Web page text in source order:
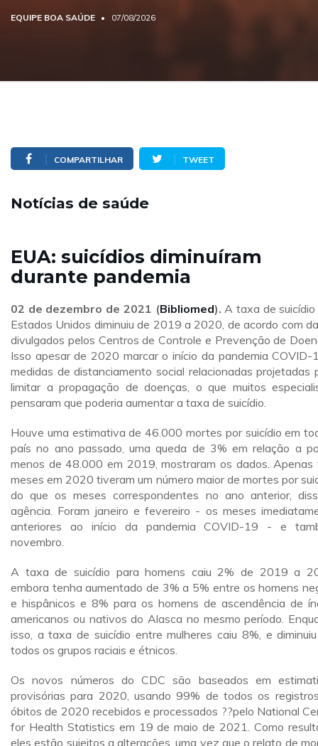
EQUIPE BOA SAÚDE 07/08/2026
COMPARTILHAR TWEET
Notícias de saúde
EUA: suicídios diminuíram
durante pandemia
02 de dezembro de 2021 (Bibliomed). A taxa de suicídio
Estados Unidos diminuiu de 2019 a 2020, de acordo com
divulgados pelos Centros de Controle e Prevenção de
Isso apesar de 2020 marcar o início da pandemia COVID-
medidas de distanciamento social relacionadas projetadas
limitar a propagação de doenças, o que muitos
pensaram que poderia aumentar a taxa de suicídio.
Houve uma estimativa de 46.000 mortes por suicídio em
país no ano passado, uma queda de 3% em relação a
menos de 48.000 em 2019, mostraram os dados. Apenas
meses em 2020 tiveram um número maior de mortes por
do que os meses correspondentes no ano anterior,
agência. Foram janeiro e fevereiro - os meses
anteriores ao início da pandemia COVID-19 - e
novembro.
A taxa de suicídio para homens caiu 2% de 2019 a
embora tenha aumentado de 3% a 5% entre os homens
e hispânicos e 8% para os homens de ascendência de
americanos ou nativos do Alasca no mesmo período.
isso, a taxa de suicídio entre mulheres caiu 8%, e
todos os grupos raciais e étnicos.
Os novos números do CDC são baseados em
provisórias para 2020, usando 99% de todos os
óbitos de 2020 recebidos e processados ??pelo National
for Health Statistics em 19 de maio de 2021. Como
eles estão sujeitos a alterações, uma vez que o relato de